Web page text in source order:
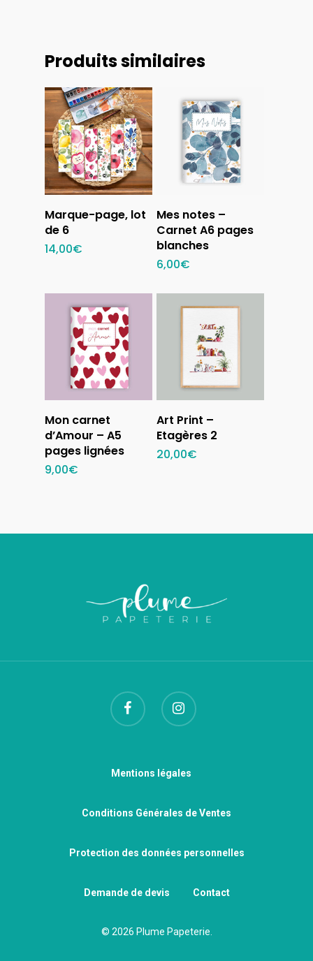
Produits similaires
Sélectionner
des options
Marque-page, lot
de 6
14,00€
Ajouter au
panier
Mes notes –
Carnet A6 pages
blanches
6,00€
Ajouter au
panier
Mon carnet
d’Amour – A5
pages lignées
9,00€
Ajouter au
panier
Art Print –
Etagères 2
20,00€
Mentions légales
Conditions Générales de Ventes
Protection des données personnelles
Demande de devis Contact
© 2026 Plume Papeterie.